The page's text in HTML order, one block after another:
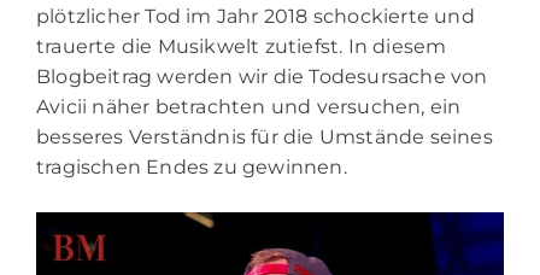
plötzlicher Tod im Jahr 2018 schockierte und
trauerte die Musikwelt zutiefst. In diesem
Blogbeitrag werden wir die Todesursache von
Avicii näher betrachten und versuchen, ein
besseres Verständnis für die Umstände seines
tragischen Endes zu gewinnen.